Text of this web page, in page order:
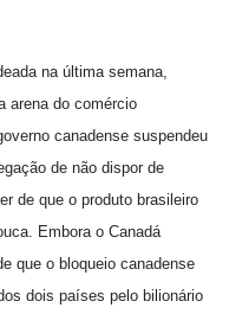
na última semana,
arena do comércio
canadense suspendeu
de não dispor de
de que o produto brasileiro
Embora o Canadá
que o bloqueio canadense
dois países pelo bilionário